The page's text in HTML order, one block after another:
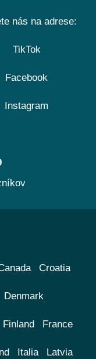
nás na adrese:
TikTok
Facebook
Instagram
Croatia
Denmark
Finland France
Italia Latvia